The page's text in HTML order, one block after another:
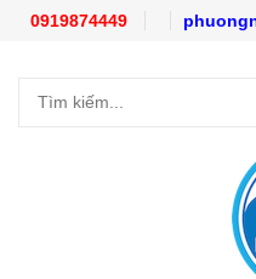
0919874449